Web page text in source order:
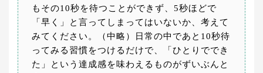
もその10秒を待つことができず、5秒ほどで
「早く」と言ってしまってはいないか、考えて
みてください。（中略）日常の中であと10秒待
ってみる習慣をつけるだけで、「ひとりででき
た」という達成感を味わえるものがずいぶんと